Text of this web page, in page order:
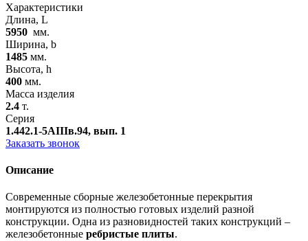
Характеристики
Длина, L
5950 мм.
Ширина, b
1485 мм.
Высота, h
400 мм.
Масса изделия
2.4 т.
Серия
1.442.1-5АIIIв.94, вып. 1
Заказать звонок
Описание
Современные сборные железобетонные перекрытия
монтируются из полностью готовых изделий разной
конструкции. Одна из разновидностей таких конструкций –
железобетонные ребристые плиты.